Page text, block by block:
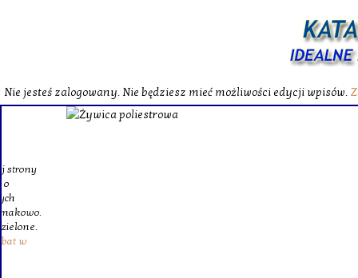
Nie jesteś zalogowany. Nie będziesz mieć możliwości edycji wpisów.